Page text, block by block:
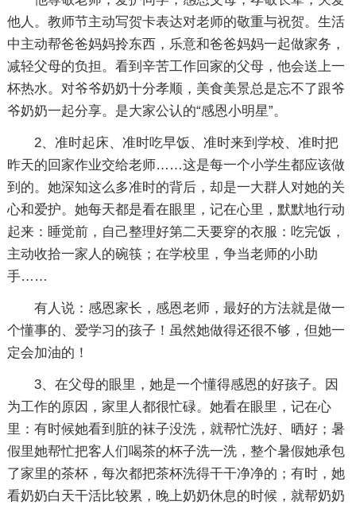
他人。教师节主动写贺卡表达对老师的敬重与祝贺。生活
中主动帮爸爸妈妈拎东西，乐意和爸爸妈妈一起做家务，
减轻父母的负担。看到辛苦工作回家的父母，他会送上一
杯热水。对爷爷奶奶十分孝顺，美食美景总是忘不了跟爷
爷奶奶一起分享。是大家公认的“感恩小明星”。
2、准时起床、准时吃早饭、准时来到学校、准时把
昨天的回家作业交给老师……这是每一个小学生都应该做
到的。她深知这么多准时的背后，却是一大群人对她的关
心和爱护。她每天都是看在眼里，记在心里，默默地行动
起来：睡觉前，自己整理好第二天要穿的衣服：吃完饭，
主动收拾一家人的碗筷；在学校里，争当老师的小助
手……
有人说：感恩家长，感恩老师，最好的方法就是做一
个懂事的、爱学习的孩子！虽然她做得还很不够，但她一
定会加油的！
3、在父母的眼里，她是一个懂得感恩的好孩子。因
为工作的原因，家里人都很忙碌。她看在眼里，记在心
里：有时候她看到脏的袜子没洗，就帮忙洗好、晒好；暑
假里她帮忙把客人们喝茶的杯子洗一洗，整个暑假她承包
了家里的茶杯，每次都把茶杯洗得干干净净的；有时，她
看奶奶白天干活比较累，晚上奶奶休息的时候，就帮奶奶